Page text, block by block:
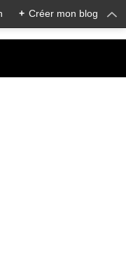
+ Créer mon blog